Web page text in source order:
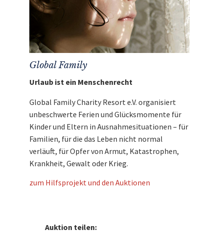
Global Family
Urlaub ist ein Menschenrecht
Global Family Charity Resort e.V. organisiert
unbeschwerte Ferien und Glücksmomente für
Kinder und Eltern in Ausnahmesituationen – für
Familien, für die das Leben nicht normal
verläuft, für Opfer von Armut, Katastrophen,
Krankheit, Gewalt oder Krieg.
zum Hilfsprojekt und den Auktionen
Auktion teilen: